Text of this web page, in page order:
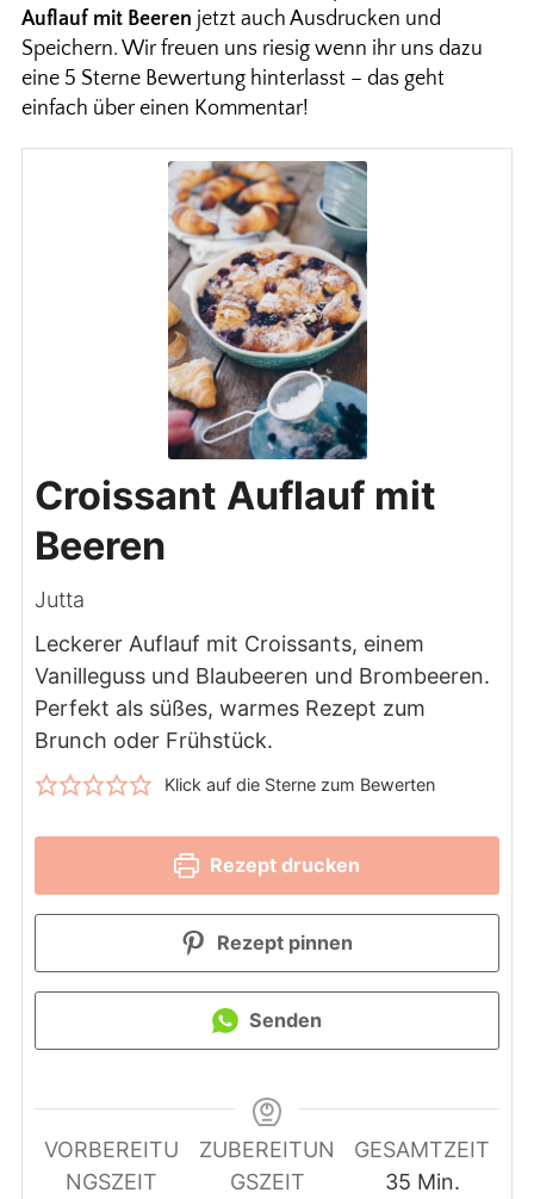
Auflauf mit Beeren jetzt auch Ausdrucken und
Speichern. Wir freuen uns riesig wenn ihr uns dazu
eine 5 Sterne Bewertung hinterlasst – das geht
einfach über einen Kommentar!
Croissant Auflauf mit
Beeren
Jutta
Leckerer Auflauf mit Croissants, einem
Vanilleguss und Blaubeeren und Brombeeren.
Perfekt als süßes, warmes Rezept zum
Brunch oder Frühstück.
Klick auf die Sterne zum Bewerten
Rezept drucken
Rezept pinnen
Senden
VORBEREITU
NGSZEIT
ZUBEREITUN
GSZEIT
GESAMTZEIT
35Minuten
Min.